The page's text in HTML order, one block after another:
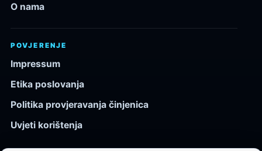
O nama
POVJERENJE
Impressum
Etika poslovanja
Politika provjeravanja činjenica
Uvjeti korištenja